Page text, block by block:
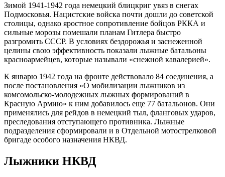
Зимой 1941-1942 года немецкий блицкриг увяз в снегах
Подмосковья. Нацистские войска почти дошли до советской
столицы, однако яростное сопротивление бойцов РККА и
сильные морозы помешали планам Гитлера быстро
разгромить СССР. В условиях бездорожья и заснеженной
целины свою эффективность показали лыжные батальоны
красноармейцев, которые называли «снежной кавалерией».
К январю 1942 года на фронте действовало 84 соединения, а
после постановления «О мобилизации лыжников из
комсомольско-молодежных лыжных формирований в
Красную Армию» к ним добавилось еще 77 батальонов. Они
применялись для рейдов в немецкий тыл, фланговых ударов,
преследования отступающего противника. Лыжные
подразделения сформировали и в Отдельной мотострелковой
бригаде особого назначения НКВД.
Лыжники НКВД